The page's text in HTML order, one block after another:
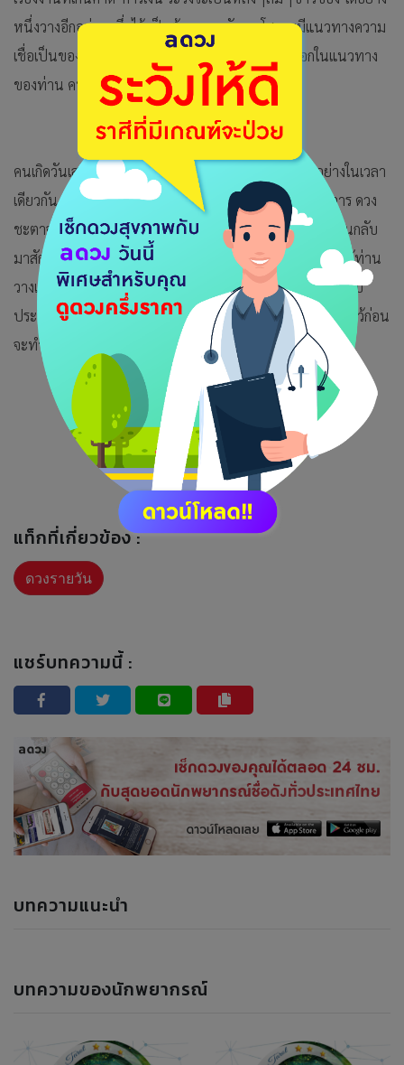
หนึ่งวางอีกอย่างหนึ่งไว้ เป็นต้น ความรัก คนโสดจะมีแนวทางความ
เชื่อเป็นของตนเองถึงใครแนะนำว่าอย่างไรสุดก็จะเลือกในแนวทาง
ของท่าน คนมีคู่อย่ามัวแต่นั่งดูมือถือนะ
คนเกิดวันเสาร์ วันนี้อาจจะต้องวิ่งวุ่นต้องทำอะไรหลายอย่างในเวลา
เดียวกัน จะต้องเข้าไปบริหารจัดการเกี่ยวกับลูกน้องหรือบริวาร ดวง
ชะตาจะให้เหมาะก็ต้องแบกภาระเอาไว้เสมอ เรื่องเก่าๆจะย้อนกลับ
มาสักเรื่อง การเงิน อยู่ดีๆมีเรื่องให้ต้องเสียเงินแบบไม่ตั้งใจแม้ท่าน
วางแผนการเงินไว้ดีแล้วก็ตาม ความรัก จะเจอคนเข้ามาคุยแบบ
ประชิดตัวหรือวัยรุ่นใจร้อน จะมีเข้ามาคุยอีกคนแต่อีกคนที่คุยไว้ก่อน
จะทำยังไงดี คนมีคู่แล้วดูแลความรู้สึกของกันและกันให้ดี
แท็กที่เกี่ยวข้อง :
ดวงรายวัน
แชร์บทความนี้ :
บทความแนะนำ
บทความของนักพยากรณ์